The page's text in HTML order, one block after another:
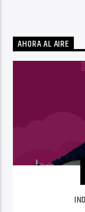
AHORA AL AIRE